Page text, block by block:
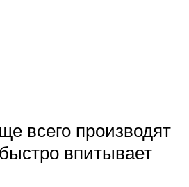
всего производят
впитывает